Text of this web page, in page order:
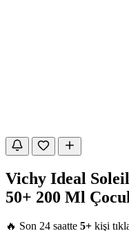
Vichy Ideal
50+ 200 Ml
🔥 Son 24 saatte 5+ kişi